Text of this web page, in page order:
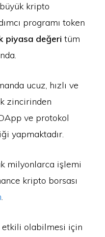
kripto
programı token
piyasa değeri tüm
ucuz, hızlı ve
zincirinden
ve protokol
yapmaktadır.
milyonlarca işlemi
kripto borsası
.
olabilmesi için